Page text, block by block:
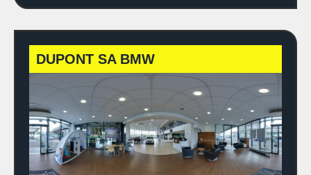
DUPONT SA BMW